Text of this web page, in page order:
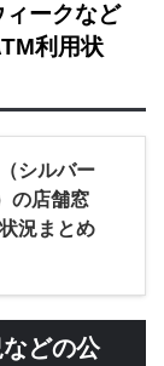
ークなど
利用状
シルバー
の店舗窓
況まとめ
どの公